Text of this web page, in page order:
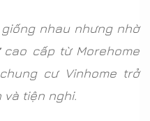
nhau nhưng nhờ
cao cấp từ Morehome
cư Vinhome trở
tiện nghi.